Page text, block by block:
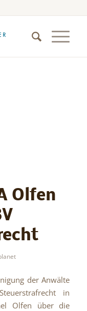
Olfen
der Anwälte
in
Olfen über die